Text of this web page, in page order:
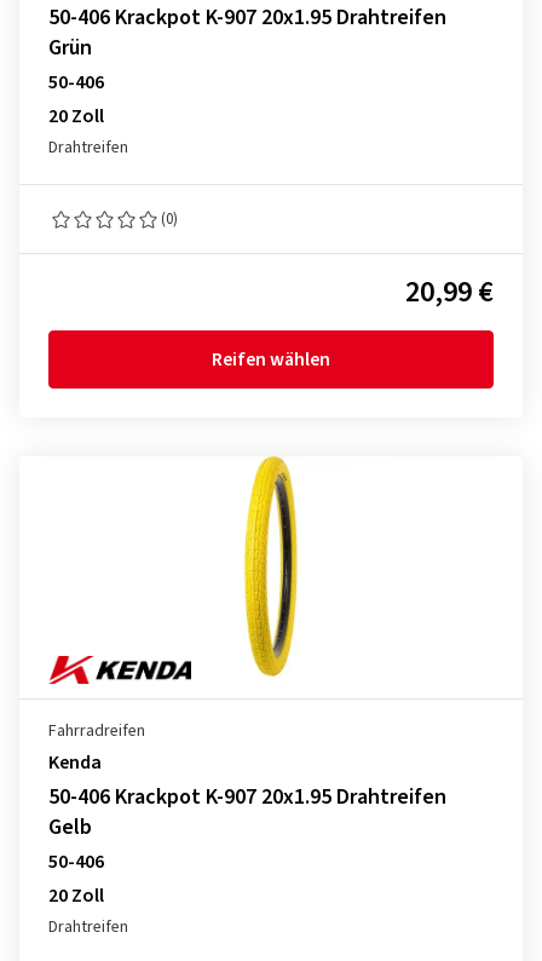
50-406 Krackpot K-907 20x1.95 Drahtreifen
Grün
50-406
20 Zoll
Drahtreifen
(0)
20,99 €
Reifen wählen
Fahrradreifen
Kenda
50-406 Krackpot K-907 20x1.95 Drahtreifen
Gelb
50-406
20 Zoll
Drahtreifen